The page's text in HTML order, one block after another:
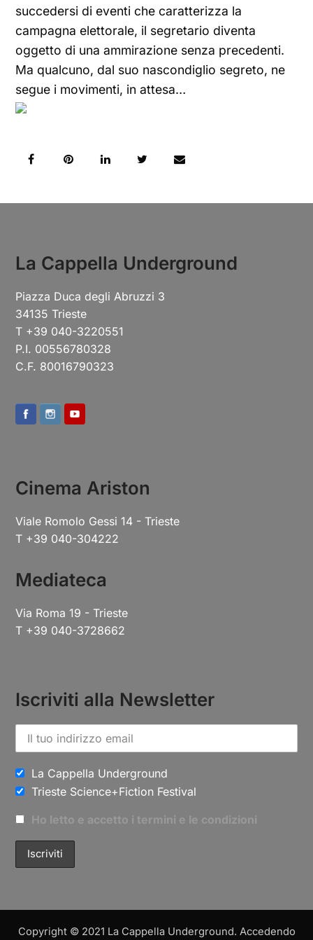
succedersi di eventi che caratterizza la
campagna elettorale, il segretario diventa
oggetto di una ammirazione senza precedenti.
Ma qualcuno, dal suo nascondiglio segreto, ne
segue i movimenti, in attesa…
La Cappella Underground
Piazza Duca degli Abruzzi 3
34135 Trieste
T +39 040-3220551
P.I. 00556780328
C.F. 80016790323
Cinema Ariston
Viale Romolo Gessi 14 - Trieste
T +39 040-304222
Mediateca
Via Roma 19 - Trieste
T +39 040-3728662
Iscriviti alla Newsletter
La Cappella Underground
Trieste Science+Fiction Festival
Ho letto e accetto i termini e le condizioni
Copyright © 2021 La Cappella Underground. Accedendo